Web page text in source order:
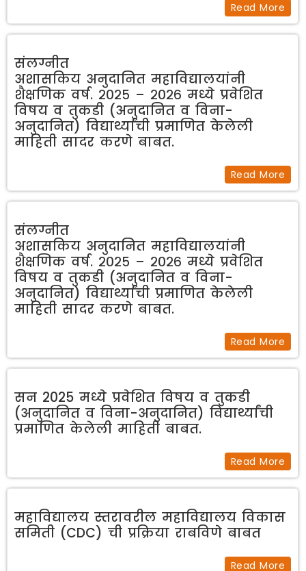
Read More
संलग्नीत
अशासकिय अनुदानित महाविद्यालयांनी
शैक्षणिक वर्ष. २०२५ – २०२६ मध्ये प्रवेशित
विषय व तुकडी (अनुदानित व विना-
अनुदानित) विद्यार्थ्यांची प्रमाणित केलेली
माहिती सादर करणे बाबत.
Read More
संलग्नीत
अशासकिय अनुदानित महाविद्यालयांनी
शैक्षणिक वर्ष. २०२५ – २०२६ मध्ये प्रवेशित
विषय व तुकडी (अनुदानित व विना-
अनुदानित) विद्यार्थ्यांची प्रमाणित केलेली
माहिती सादर करणे बाबत.
Read More
सन 2025 मध्ये प्रवेशित विषय व तुकडी
(अनुदानित व विना-अनुदानित) विद्यार्थ्यांची
प्रमाणित केलेली माहिती बाबत.
Read More
महाविद्यालय स्तरावरील महाविद्यालय विकास
समिती (CDC) ची प्रक्रिया राबविणे बाबत
Read More